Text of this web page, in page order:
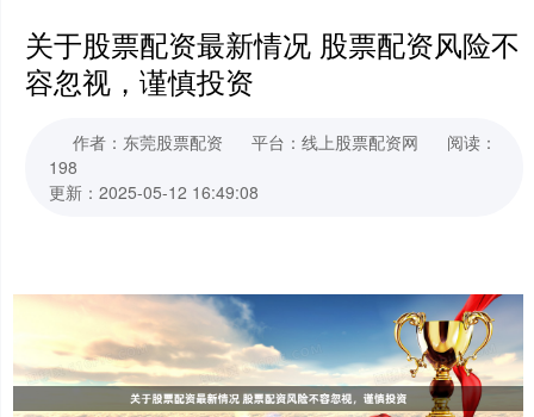
关于股票配资最新情况 股票配资风险不
容忽视，谨慎投资
作者：东莞股票配资 平台：线上股票配资网
阅读：
198
更新：2025-05-12 16:49:08